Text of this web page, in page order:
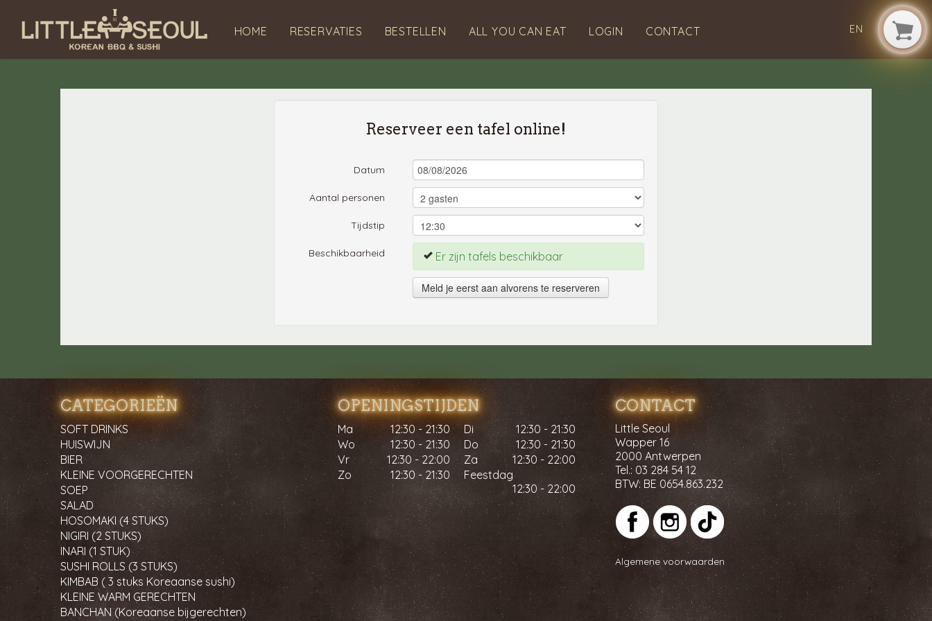
HOME RESERVATIES BESTELLEN ALL YOU CAN EAT LOGIN CONTACT EN
Reserveer een tafel online!
Datum
Aantal personen
Tijdstip
Beschikbaarheid Er zijn tafels beschikbaar
Meld je eerst aan alvorens te reserveren
CATEGORIEËN
SOFT DRINKS
HUISWIJN
BIER
KLEINE VOORGERECHTEN
SOEP
SALAD
HOSOMAKI (4 STUKS)
NIGIRI (2 STUKS)
INARI (1 STUK)
SUSHI ROLLS (3 STUKS)
KIMBAB ( 3 stuks Koreaanse sushi)
KLEINE WARM GERECHTEN
BANCHAN (Koreaanse bijgerechten)
OPENINGSTIJDEN
Ma 12:30 - 21:30 Di
12:30 - 21:30
Wo
12:30 - 21:30 Do
12:30 - 21:30
Vr
12:30 - 22:00 Za
12:30 - 22:00
Zo
12:30 - 21:30
Feestdag
12:30 - 22:00
CONTACT
Little Seoul
Wapper 16
2000 Antwerpen
Tel.: 03 284 54 12
BTW: BE 0654.863.232
Algemene voorwaarden